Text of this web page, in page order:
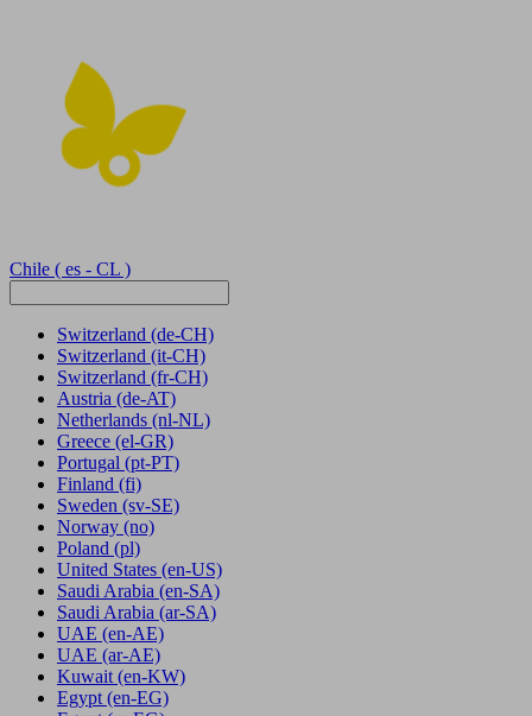
Chile ( es - CL )
Switzerland (de-CH)
Switzerland (it-CH)
Switzerland (fr-CH)
Austria (de-AT)
Netherlands (nl-NL)
Greece (el-GR)
Portugal (pt-PT)
Finland (fi)
Sweden (sv-SE)
Norway (no)
Poland (pl)
United States (en-US)
Saudi Arabia (en-SA)
Saudi Arabia (ar-SA)
UAE (en-AE)
UAE (ar-AE)
Kuwait (en-KW)
Egypt (en-EG)